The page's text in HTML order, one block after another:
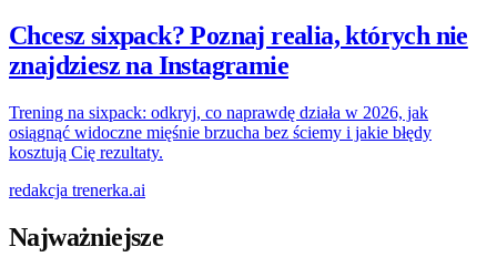
Chcesz sixpack? Poznaj realia, których nie
znajdziesz na Instagramie
Trening na sixpack: odkryj, co naprawdę działa w 2026, jak
osiągnąć widoczne mięśnie brzucha bez ściemy i jakie błędy
kosztują Cię rezultaty.
redakcja trenerka.ai
Najważniejsze